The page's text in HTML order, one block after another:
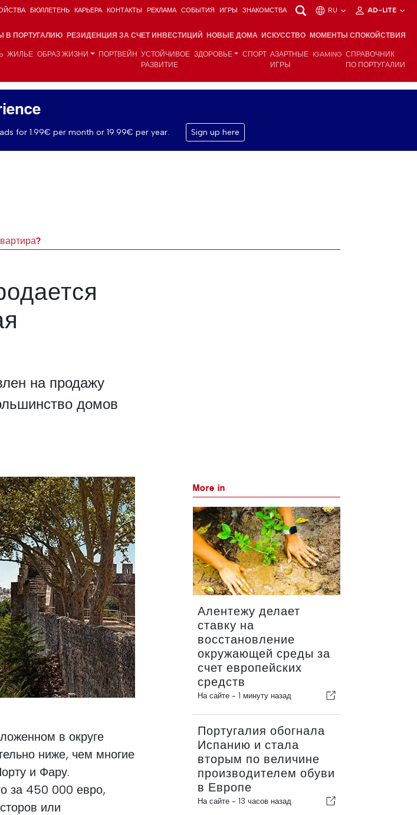
БЮЛЛЕТЕНЬ КАРЬЕРА КОНТАКТЫ РЕКЛАМА СОБЫТИЯ ИГРЫ ЗНАКОМСТВА RU AD-LITE
В ПОРТУГАЛИЮ РЕЗИДЕНЦИЯ ЗА СЧЕТ ИНВЕСТИЦИЙ НОВЫЕ ДОМА ИСКУССТВО МОМЕНТЫ СПОКОЙСТВИЯ
ЖИЛЬЕ ОБРАЗ ЖИЗНИ ПОРТВЕЙН УСТОЙЧИВОЕ
РАЗВИТИЕ
ЗДОРОВЬЕ СПОРТ АЗАРТНЫЕ
ИГРЫ
IGAMING СПРАВОЧНИК
ПО ПОРТУГАЛИИ
for 1.99€ per month or 19.99€ per year. Sign up here
на продажу
домов
в округе
ниже, чем многие
и Фару.
за 450 000 евро,
или
More in
Алентежу делает
ставку на
восстановление
окружающей среды за
счет европейских
средств
На сайте - 1 минуту назад
Португалия обогнала
Испанию и стала
вторым по величине
производителем обуви
в Европе
На сайте - 13 часов назад